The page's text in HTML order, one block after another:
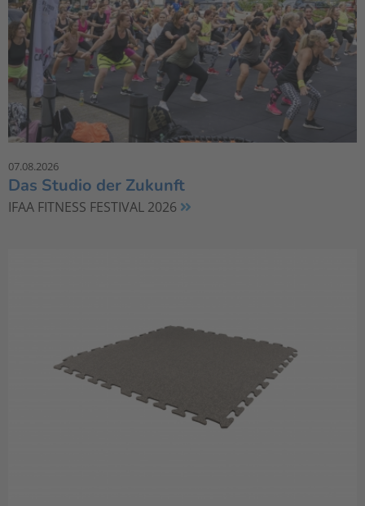
07.08.2026
Das Studio der Zukunft
IFAA FITNESS FESTIVAL 2026